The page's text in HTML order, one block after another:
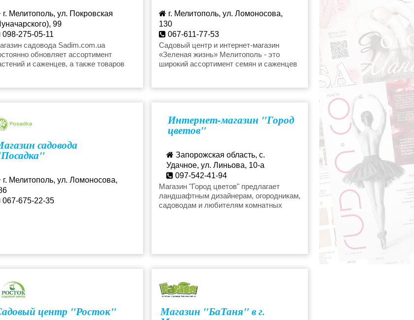
г. Мелитополь, ул. Покровская
99
098-275-05-11
sadim.com.ua@gmail.com
садовода Sadim.com.ua
обновляет ассортимент
и саженцев, а также товаров
которые помогут вам
здоровое растение и в
г. Мелитополь, ул. Ломоносова,
130
067-611-77-53
greenlife.biz.ua@gmail.com
Садовый центр и интернет-магазин
«Зеленая жизнь» Мелитополь - это
широкий ассортимент семян и саженцев
садовода
г. Мелитополь, ул. Ломоносова,
067-675-22-35
Интернет-магазин "Город
цветов"
Запорожская область, с.
Удачное, ул. Линьова, 10-а
097-542-41-94
olgakvitu@gmail.com
Магазин "Город цветов" предлагает
ландшафтным дизайнерам, огородникам,
садоводам и любителям комнатных
центр "Росток" Магазин "БаТаня" в г.